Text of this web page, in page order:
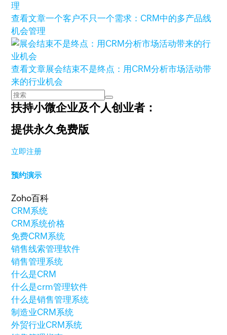
查看文章一个客户不只一个需求：CRM中的多产品线
机会管理
查看文章展会结束不是终点：用CRM分析市场活动带
来的行业机会
扶持小微企业及个人创业者：
提供永久免费版
立即注册
预约演示
Zoho百科
CRM系统
CRM系统价格
免费CRM系统
销售线索管理软件
销售管理系统
什么是CRM
什么是crm管理软件
什么是销售管理系统
制造业CRM系统
外贸行业CRM系统